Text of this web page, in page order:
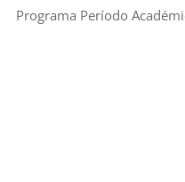
Programa Período